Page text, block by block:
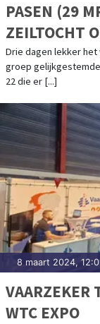
PASEN (29
ZEILTOCHT
"
Drie dagen lekker
groep gelijkgestemde
22 die er [...]
8 maart 2024,
VAARZEKER
WTC EXPO